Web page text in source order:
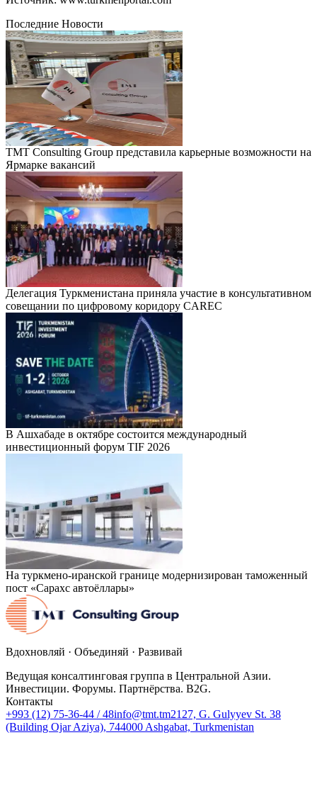
Последние Новости
TMT Consulting Group представила карьерные возможности на
Ярмарке вакансий
Делегация Туркменистана приняла участие в консультативном
совещании по цифровому коридору CAREC
В Ашхабаде в октябре состоится международный
инвестиционный форум TIF 2026
На туркмено-иранской границе модернизирован таможенный
пост «Сарахс автоёллары»
Вдохновляй · Объединяй · Развивай
Ведущая консалтинговая группа в Центральной Азии.
Инвестиции. Форумы. Партнёрства. B2G.
Контакты
+993 (12) 75-36-44 / 48info@tmt.tm2127, G. Gulyyev St. 38
(Building Ojar Aziya), 744000 Ashgabat, Turkmenistan